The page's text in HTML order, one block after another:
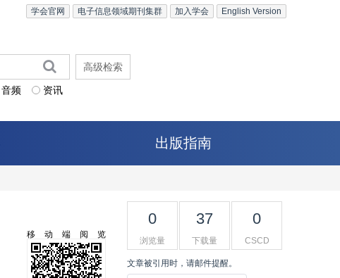
English Version
加入学会
电子信息领域期刊集群
学会官网
音频 资讯
高级检索
出版指南
移动端阅览
0
浏览量
37
下载量
0
CSCD
文章被引用时，请邮件提醒。